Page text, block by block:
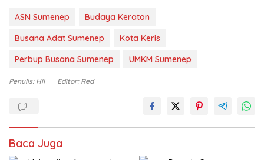
ASN Sumenep
Budaya Keraton
Busana Adat Sumenep
Kota Keris
Perbup Busana Sumenep
UMKM Sumenep
Penulis: Hil Editor: Red
Baca Juga